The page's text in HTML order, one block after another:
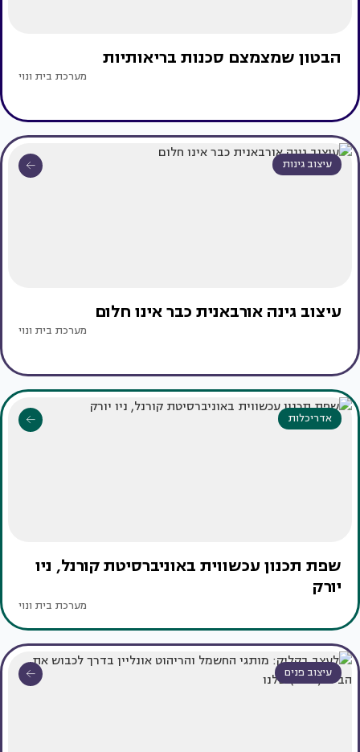
הבטון שמצמצם סכנות בריאותיות
מערכת בית ונוי
עיצוב גינות
עיצוב גינה אורבאנית כבר אינו חלום
מערכת בית ונוי
אדריכלות
שפת תכנון עכשווית באוניברסיטת קורנל, ניו
יורק
מערכת בית ונוי
עיצוב פנים